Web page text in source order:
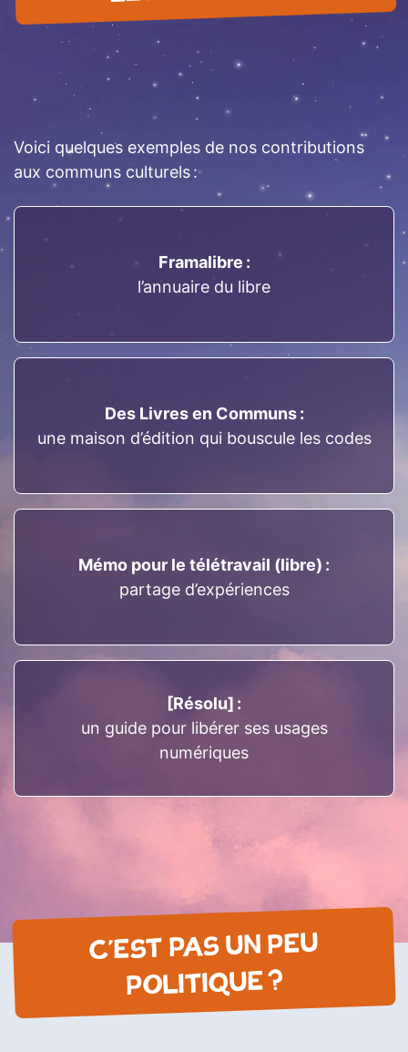
Voici quelques exemples de nos contributions
aux communs culturels :
Framalibre :
l’annuaire du libre
Des Livres en Communs :
une maison d’édition qui bouscule les codes
Mémo pour le télétravail (libre) :
partage d’expériences
[Résolu] :
un guide pour libérer ses usages
numériques
C’EST PAS UN PEU
POLITIQUE ?